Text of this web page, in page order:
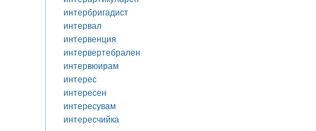
интербригадист
интервал
интервенция
интервертебрален
интервюирам
интерес
интересен
интересувам
интересчийка